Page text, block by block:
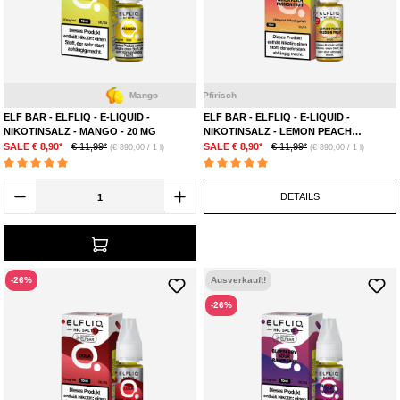
ELF BAR - ELFLIQ - E-LIQUID -
NIKOTINSALZ - MANGO - 20 MG
SALE € 8,90*
€ 11,99* (€ 890,00 / 1 l)
Durchschnittliche Bewertung von 5 von 5 Sternen
ELF BAR - ELFLIQ - E-LIQUID -
NIKOTINSALZ - LEMON PEACH
PASSION FRUIT - 20 MG
SALE € 8,90* € 11,99* (€ 890,00 / 1 l)
Durchschnittliche Bewertung von 5 von 5
DETAILS
-26% Ausverkauft!
-26%